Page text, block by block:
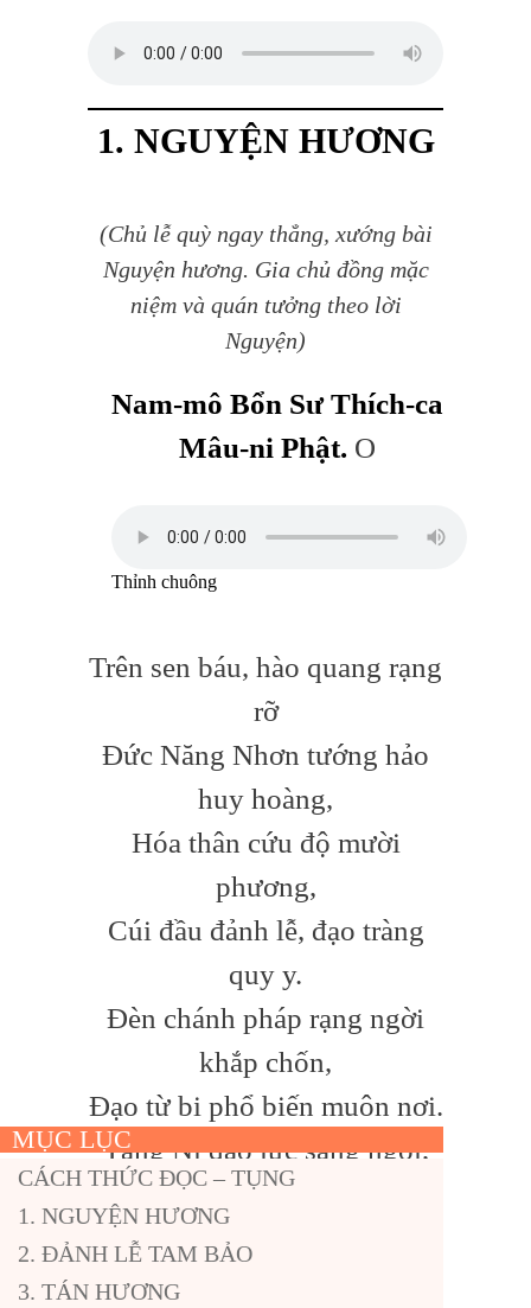
MỤC LỤC
CÁCH THỨC ĐỌC – TỤNG
1. NGUYỆN HƯƠNG
2. ĐẢNH LỄ TAM BẢO
3. TÁN HƯƠNG
1. NGUYỆN HƯƠNG
(Chủ lễ quỳ ngay thẳng, xướng bài
Nguyện hương. Gia chủ đồng mặc
niệm và quán tưởng theo lời
Nguyện)
Nam-mô Bổn Sư Thích-ca
Mâu-ni Phật. O
Thỉnh chuông
Trên sen báu, hào quang rạng
rỡ
Đức Năng Nhơn tướng hảo
huy hoàng,
Hóa thân cứu độ mười
phương,
Cúi đầu đảnh lễ, đạo tràng
quy y.
Đèn chánh pháp rạng ngời
khắp chốn,
Đạo từ bi phổ biến muôn nơi.
Tăng Ni đạo lực sáng ngời,
Tại gia tu học, thảnh thơi, an
Cầu thế giới hòa bình, phát